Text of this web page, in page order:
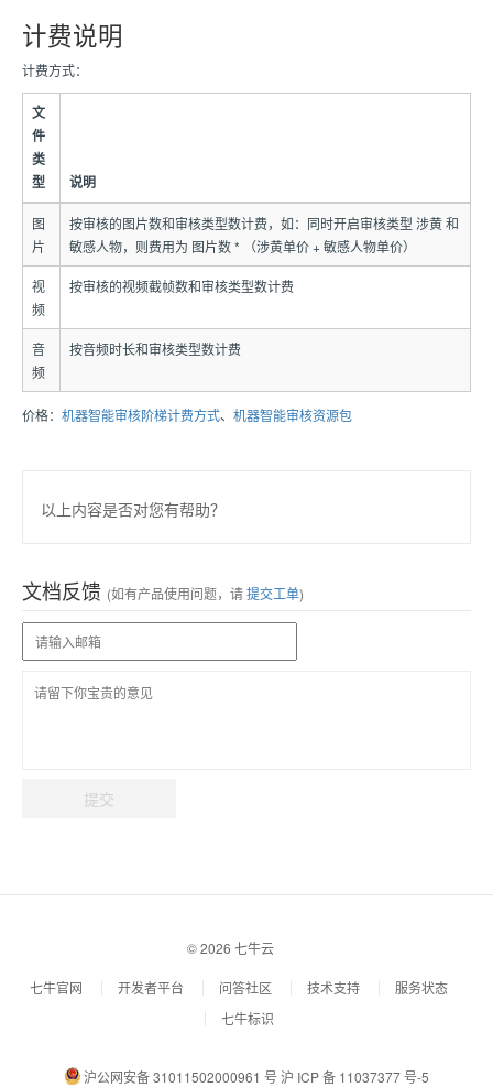
计费说明
计费方式：
文
件
类
型
说明
图
片
按审核的图片数和审核类型数计费，如：同时开启审核类型 涉黄 和
敏感人物，则费用为 图片数 * （涉黄单价 + 敏感人物单价）
视
频
按审核的视频截帧数和审核类型数计费
音
频
按音频时长和审核类型数计费
价格： 机器智能审核阶梯计费方式、 机器智能审核资源包
以上内容是否对您有帮助？
文档反馈 (如有产品使用问题，请提交工单)
提交
© 2026 七牛云
七牛官网 开发者平台 问答社区 技术支持
服务状态
七牛标识
沪公网安备 31011502000961 号 沪 ICP 备 11037377 号-5